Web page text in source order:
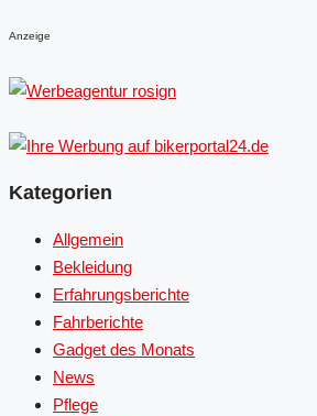
Anzeige
Kategorien
Allgemein
Bekleidung
Erfahrungsberichte
Fahrberichte
Gadget des Monats
News
Pflege